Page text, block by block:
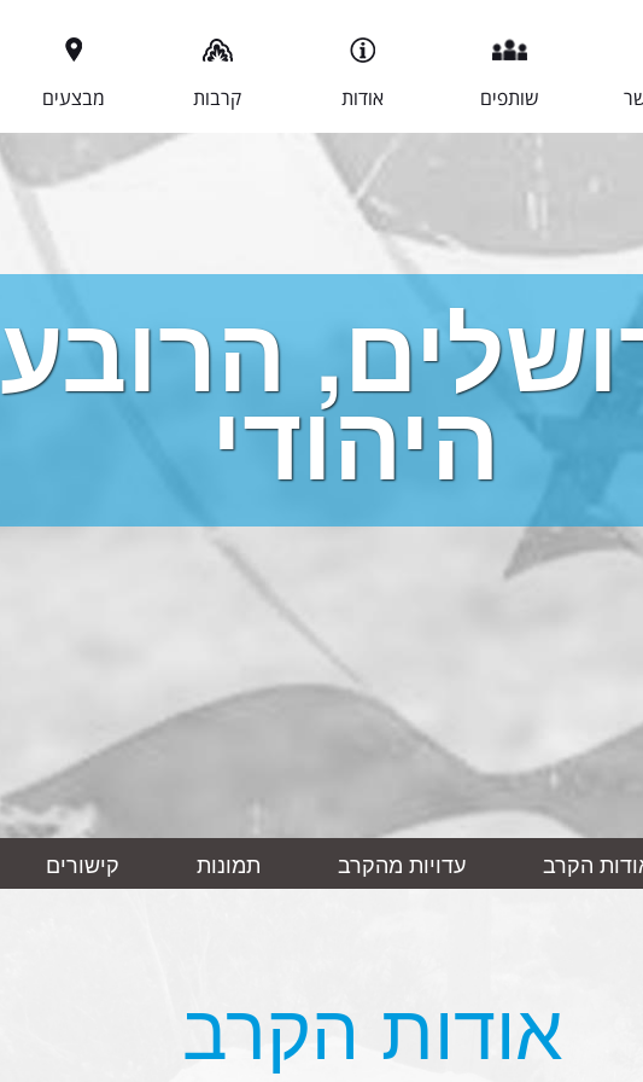
מבצעים קרבות אודות שותפים
הרובע
היהודי
הקרב עדויות מהקרב תמונות קישורים
אודות הקרב